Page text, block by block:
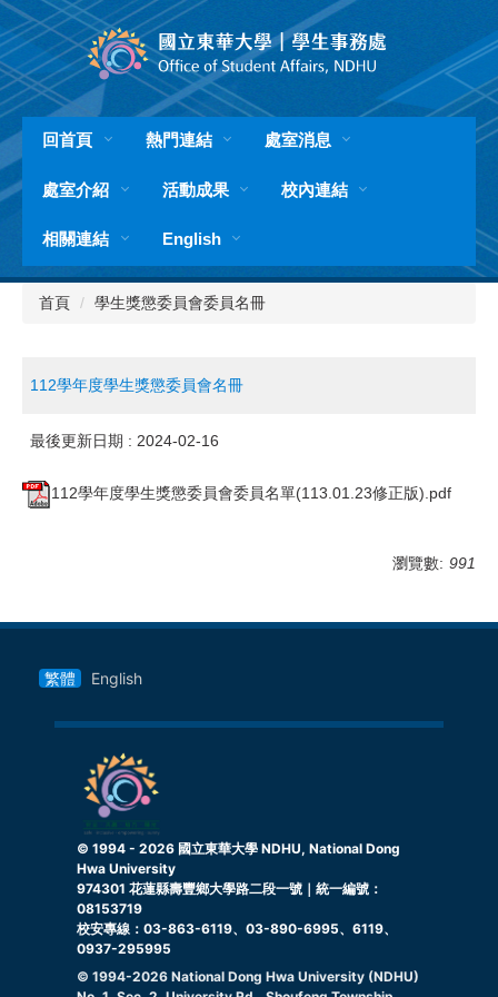
跳
到
主
要
內
容
區
回首頁 熱門連結 處室消息
處室介紹 活動成果 校內連結
相關連結 English
首頁 學生獎懲委員會委員名冊
112學年度學生獎懲委員會名冊
最後更新日期 : 2024-02-16
112學年度學生獎懲委員會委員名單(113.01.23修正版).pdf
瀏覽數: 991
繁體 English
© 1994 - 2026 國立東華大學 NDHU, National Dong
Hwa University
974301 花蓮縣壽豐鄉大學路二段一號｜統一編號：
08153719
校安專線：03-863-6119、03-890-6995、6119、
0937-295995
© 1994-2026 National Dong Hwa University (NDHU)